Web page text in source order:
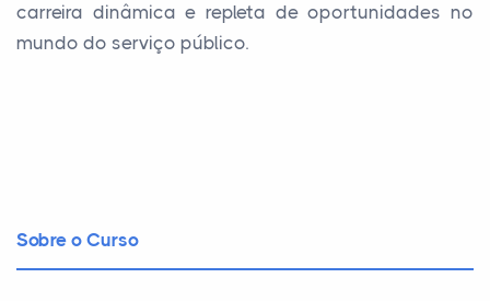
carreira dinâmica e repleta de oportunidades no
mundo do serviço público.
Sobre o Curso